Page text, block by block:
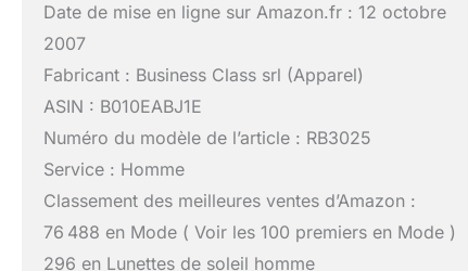
Date de mise en ligne sur Amazon.fr : 12 octobre
2007
Fabricant : Business Class srl (Apparel)
ASIN : B010EABJ1E
Numéro du modèle de l’article : RB3025
Service : Homme
Classement des meilleures ventes d’Amazon :
76 488 en Mode ( Voir les 100 premiers en Mode )
296 en Lunettes de soleil homme